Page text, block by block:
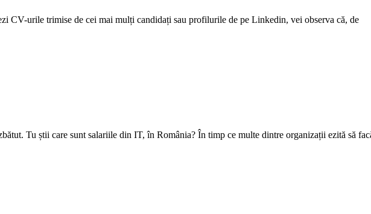
CV-urile trimise de cei mai mulți candidați sau profilurile de pe Linkedin, vei observa că, de
Tu știi care sunt salariile din IT, în România? În timp ce multe dintre organizații ezită să